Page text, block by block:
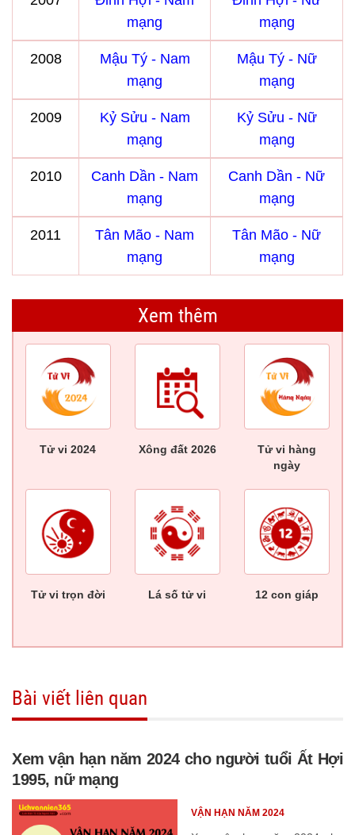
mạng
mạng
2008
Mậu Tý - Nam
mạng
Mậu Tý - Nữ
mạng
2009
Kỷ Sửu - Nam
mạng
Kỷ Sửu - Nữ
mạng
2010
Canh Dần - Nam
mạng
Canh Dần - Nữ
mạng
2011
Tân Mão - Nam
mạng
Tân Mão - Nữ
mạng
Xem thêm
Tử vi 2024 Xông đất 2026
Tử vi hàng
ngày
Tử vi trọn đời Lá số tử vi 12 con giáp
Bài viết liên quan
Xem vận hạn năm 2024 cho người tuổi Ất Hợi
1995, nữ mạng
VẬN HẠN NĂM 2024